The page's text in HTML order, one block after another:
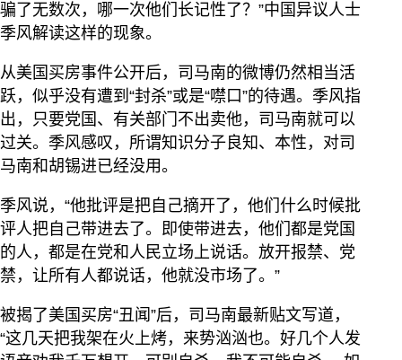
骗了无数次，哪一次他们长记性了？”中国异议人士
季风解读这样的现象。
从美国买房事件公开后，司马南的微博仍然相当活
跃，似乎没有遭到“封杀”或是“噤口”的待遇。季风指
出，只要党国、有关部门不出卖他，司马南就可以
过关。季风感叹，所谓知识分子良知、本性，对司
马南和胡锡进已经没用。
季风说，“他批评是把自己摘开了，他们什么时候批
评人把自己带进去了。即使带进去，他们都是党国
的人，都是在党和人民立场上说话。放开报禁、党
禁，让所有人都说话，他就没市场了。”
被揭了美国买房“丑闻”后，司马南最新贴文写道，
“这几天把我架在火上烤，来势汹汹也。好几个人发